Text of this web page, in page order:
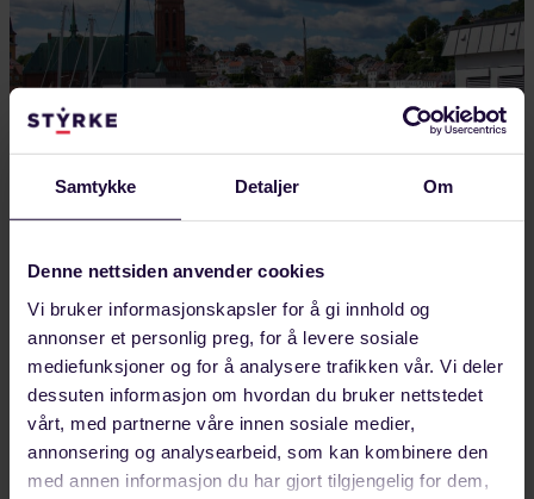
Samtykke Detaljer Om
Denne nettsiden anvender cookies
Vi bruker informasjonskapsler for å gi innhold og
annonser et personlig preg, for å levere sosiale
mediefunksjoner og for å analysere trafikken vår. Vi deler
dessuten informasjon om hvordan du bruker nettstedet
vårt, med partnerne våre innen sosiale medier,
annonsering og analysearbeid, som kan kombinere den
med annen informasjon du har gjort tilgjengelig for dem,
AUGUST 08, 2026
Her deltar vi på Arendalsuka 2026
Forbundet Styrke deltar på Arendalsuka 10-14.
august. Se oversikt over hvilke arrangement vi er
med på.
LANDINDUSTRI